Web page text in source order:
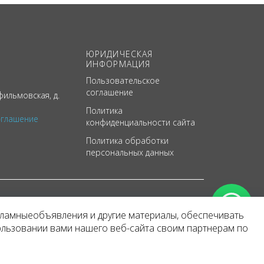
д.
ЮРИДИЧЕСКАЯ
ИНФОРМАЦИЯ
Пользовательское
соглашение
Политика
конфиденциальности сайта
Политика обработки
персональных данных
и другие материалы, обеспечивать
вами нашего веб-сайта своим партнерам по